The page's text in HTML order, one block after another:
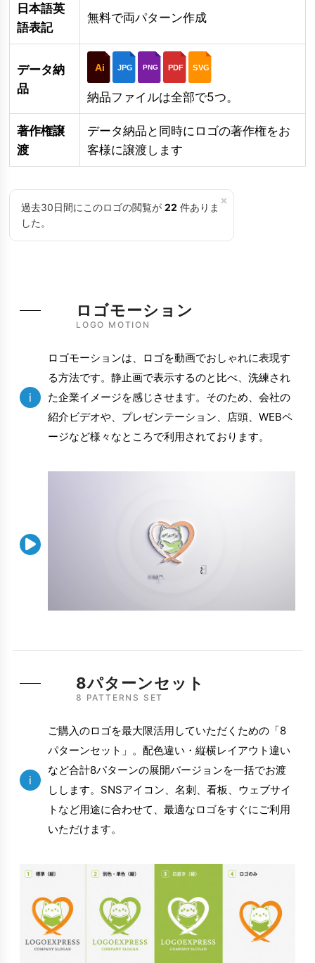
日本語英
語表記
無料で両パターン作成
データ納
品
Ai JPG PNG PDF SVG
納品ファイルは全部で5つ。
著作権譲
渡
データ納品と同時にロゴの著作権をお
客様に譲渡します
×
過去30日間にこのロゴの閲覧が 22 件ありま
した。
ロゴモーション
LOGO MOTION
i
ロゴモーションは、ロゴを動画でおしゃれに表現す
る方法です。静止画で表示するのと比べ、洗練され
た企業イメージを感じさせます。そのため、会社の
紹介ビデオや、プレゼンテーション、店頭、WEBペ
ージなど様々なところで利用されております。

8パターンセット
8 PATTERNS SET
i
ご購入のロゴを最大限活用していただくための「8
パターンセット」。配色違い・縦横レイアウト違い
など合計8パターンの展開バージョンを一括でお渡
しします。SNSアイコン、名刺、看板、ウェブサイ
トなど用途に合わせて、最適なロゴをすぐにご利用
いただけます。